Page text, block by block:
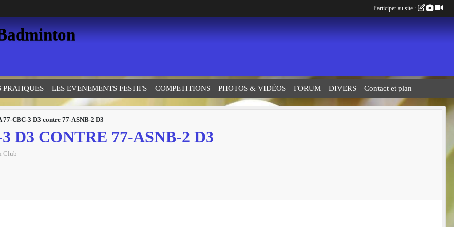
PRATIQUES LES EVENEMENTS FESTIFS COMPETITIONS PHOTOS & VIDÉOS FORUM DIVERS Contact et plan
77-CBC-3 D3 contre 77-ASNB-2 D3
D3 CONTRE 77-ASNB-2 D3
Club
Participer au site :